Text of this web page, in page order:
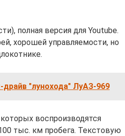
полная версия для Youtube.
хорошей управляемости, но
"лунохода" ЛуАЗ-969
воспроизводятся
тыс. км пробега. Текстовую